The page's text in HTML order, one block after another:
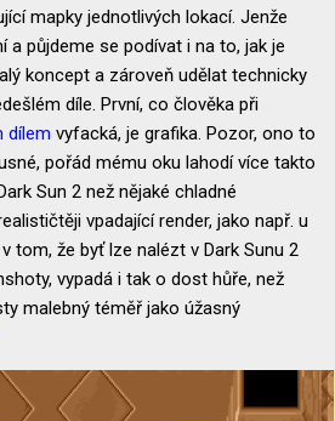
mapky jednotlivých lokací. Jenže
a půjdeme se podívat i na to, jak je
koncept a zároveň udělat technicky
díle. První, co člověka při
dílem vyfacká, je grafika. Pozor, ono to
pořád mému oku lahodí více takto
Sun 2 než nějaké chladné
vpadající render, jako např. u
tom, že byť lze nalézt v Dark Sunu 2
vypadá i tak o dost hůře, než
malebný téměř jako úžasný